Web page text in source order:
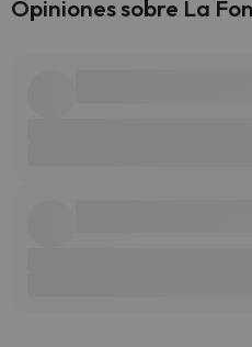
Opiniones sobre La